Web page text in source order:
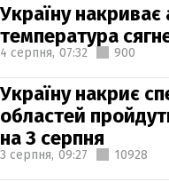
Україну
температура
4 серпня, 07:32 900
Україну накриє
областей
на 3 серпня
3 серпня, 09:27 10928